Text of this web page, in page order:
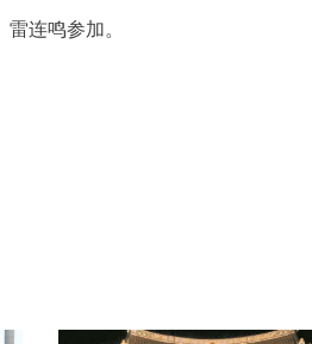
连鸣参加。